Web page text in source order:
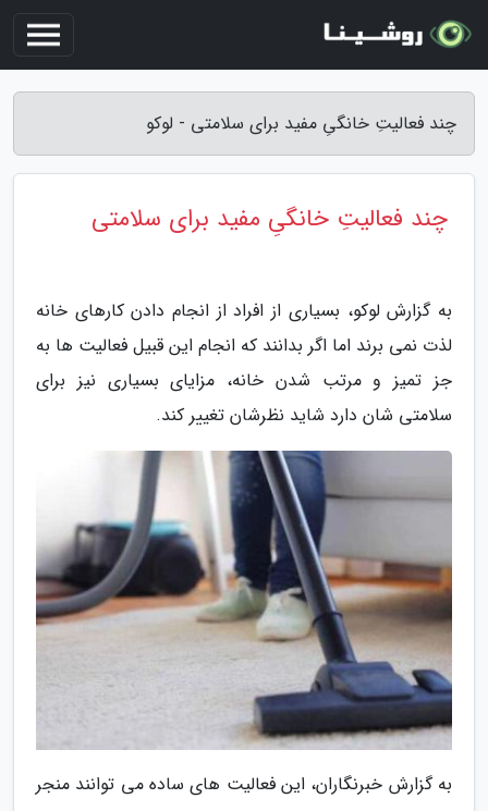
چند فعالیتِ خانگیِ مفید برای سلامتی - لوکو
چند فعالیتِ خانگیِ مفید برای سلامتی
به گزارش لوکو، بسیاری از افراد از انجام دادن کارهای خانه
لذت نمی برند اما اگر بدانند که انجام این قبیل فعالیت ها به
جز تمیز و مرتب شدن خانه، مزایای بسیاری نیز برای
سلامتی شان دارد شاید نظرشان تغییر کند.
به گزارش خبرنگاران، این فعالیت های ساده می توانند منجر